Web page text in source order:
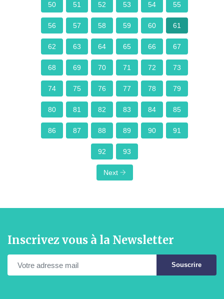
50 51 52 53 54 55
56 57 58 59 60 61
62 63 64 65 66 67
68 69 70 71 72 73
74 75 76 77 78 79
80 81 82 83 84 85
86 87 88 89 90 91
92 93
Next
Inscrivez vous à la Newsletter
Souscrire